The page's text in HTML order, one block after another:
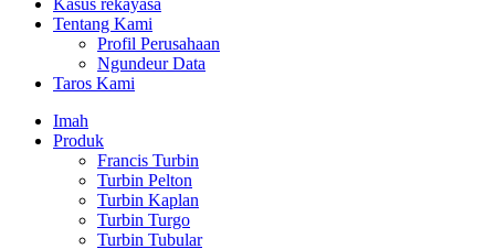
Kasus rékayasa
Tentang Kami
Profil Perusahaan
Ngundeur Data
Taros Kami
Imah
Produk
Francis Turbin
Turbin Pelton
Turbin Kaplan
Turbin Turgo
Turbin Tubular